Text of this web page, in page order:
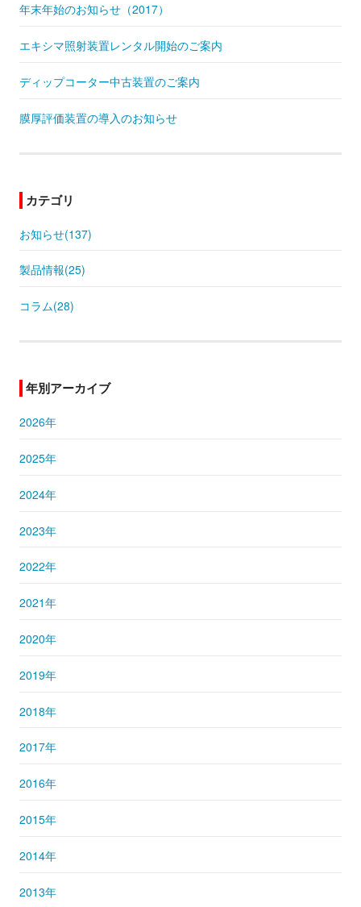
年末年始のお知らせ（2017）
エキシマ照射装置レンタル開始のご案内
ディップコーター中古装置のご案内
膜厚評価装置の導入のお知らせ
カテゴリ
お知らせ(137)
製品情報(25)
コラム(28)
年別アーカイブ
2026年
2025年
2024年
2023年
2022年
2021年
2020年
2019年
2018年
2017年
2016年
2015年
2014年
2013年